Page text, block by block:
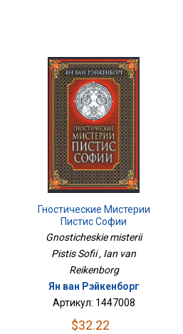
Гностические Мистерии
Пистис Софии
Gnosticheskie misterii
Pistis Sofii , Ian van
Reikenborg
Ян ван Рэйкенборг
Артикул: 1447008
$32.22